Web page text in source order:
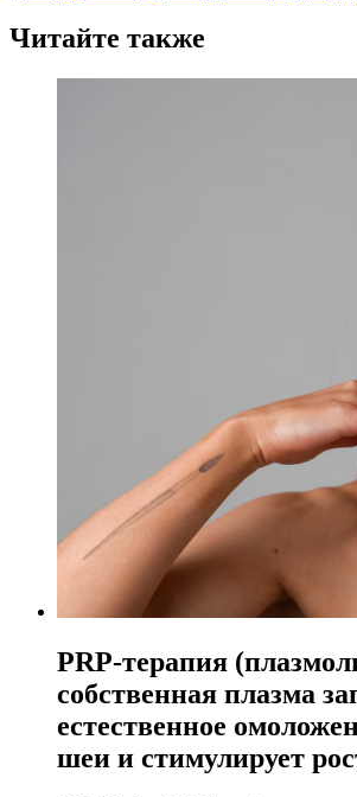
Читайте также
PRP-терапия
собственная плазма
естественное
шеи и стимулирует